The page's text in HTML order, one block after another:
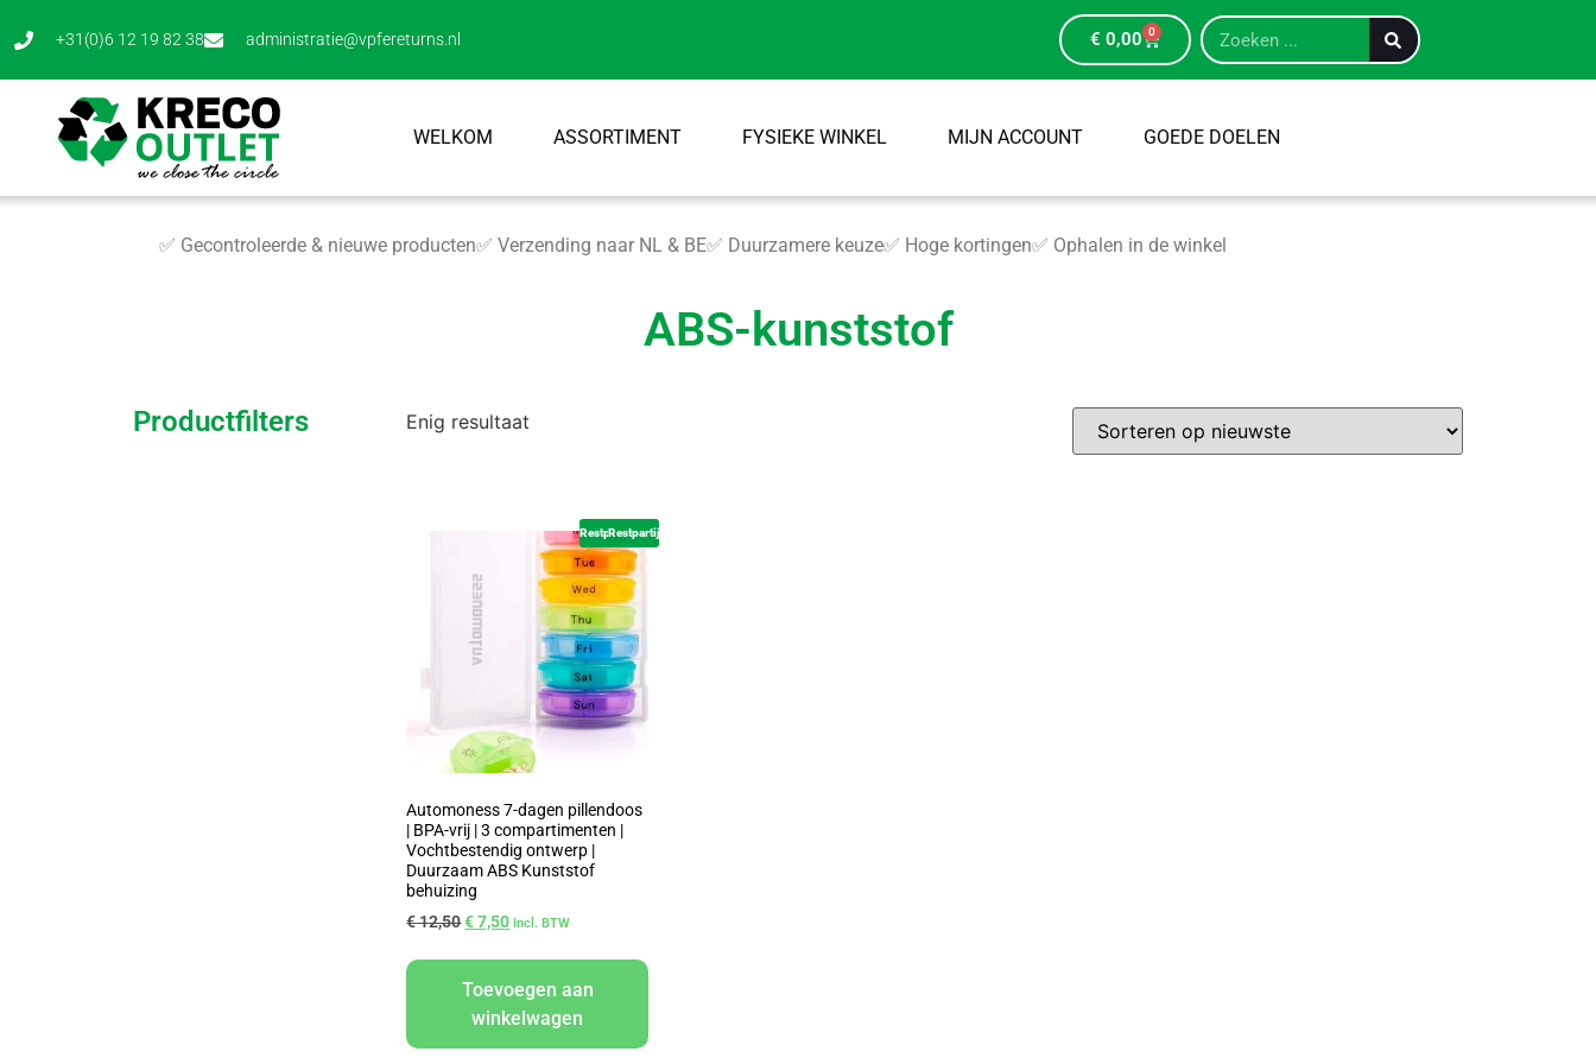
+31(0)6 12 19 82 38 administratie@vpfereturns.nl € 0,00 0
WELKOM ASSORTIMENT FYSIEKE WINKEL MIJN ACCOUNT GOEDE DOELEN
✅ Gecontroleerde & nieuwe producten✅ Verzending naar NL & BE✅ Duurzamere keuze✅ Hoge kortingen✅ Ophalen in de winkel
ABS-kunststof
Productfilters Enig resultaat
RestpartijRestpartij
Automoness 7-dagen pillendoos
| BPA-vrij | 3 compartimenten |
Vochtbestendig ontwerp |
Duurzaam ABS Kunststof
behuizing
€12,50€7,50 Incl. BTW
Toevoegen aan
winkelwagen